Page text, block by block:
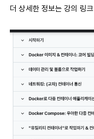
더 상세한 정보는 강의 링크